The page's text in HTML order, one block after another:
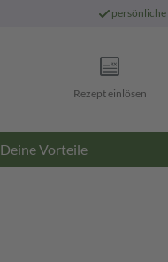
persönliche
Rezept einlösen
Deine Vorteile